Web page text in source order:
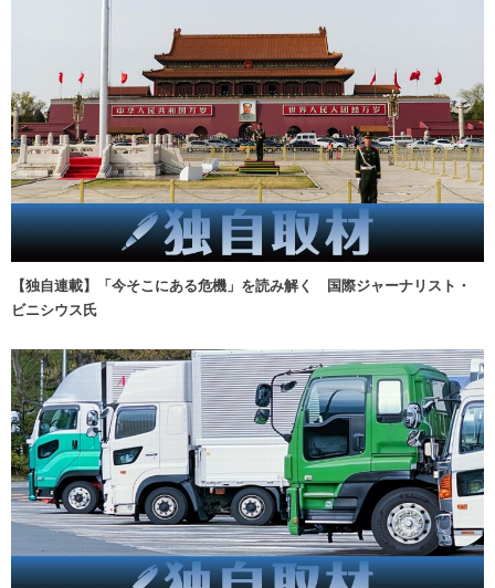
【独自連載】「今そこにある危機」を読み解く 国際ジャーナリスト・
ビニシウス氏